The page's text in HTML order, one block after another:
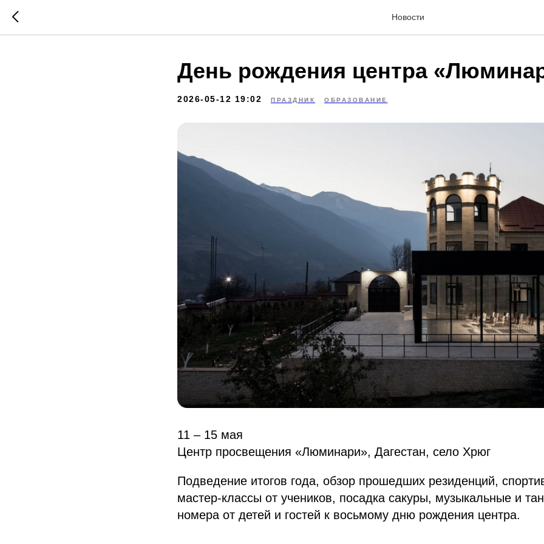
Новости
День рождения центра
2026-05-12 19:02 ПРАЗДНИК ОБРАЗОВАНИЕ
11 – 15 мая
Центр просвещения «Люминари», Дагестан, село Хрюг
Подведение итогов года, обзор прошедших резиденций,
мастер-классы от учеников, посадка сакуры, музыкальные и
номера от детей и гостей к восьмому дню рождения центра.